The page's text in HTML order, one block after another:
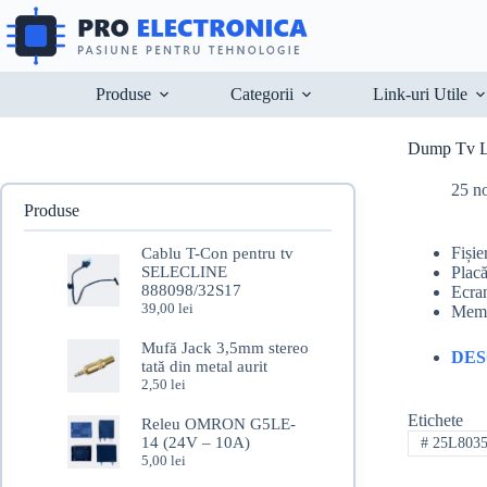
la
conținut
Produse Categorii Link-uri Utile
Dump Tv
25
Etichete
#
Produse
Cablu T-Con pentru tv
SELECLINE
888098/32S17
39,00lei
Mufă Jack 3,5mm stereo
tată din metal aurit
2,50lei
Releu OMRON G5LE-
14 (24V – 10A)
5,00lei